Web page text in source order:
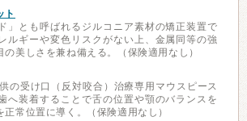
ト
」とも呼ばれるジルコニア素材の矯正装置で
ルギーや変色リスクがない上、金属同等の強
の美しさを兼ね備える。（保険適用なし）
の受け口（反対咬合）治療専用マウスピース
へ装着することで舌の位置や顎のバランスを
常位置に導く。（保険適用なし）